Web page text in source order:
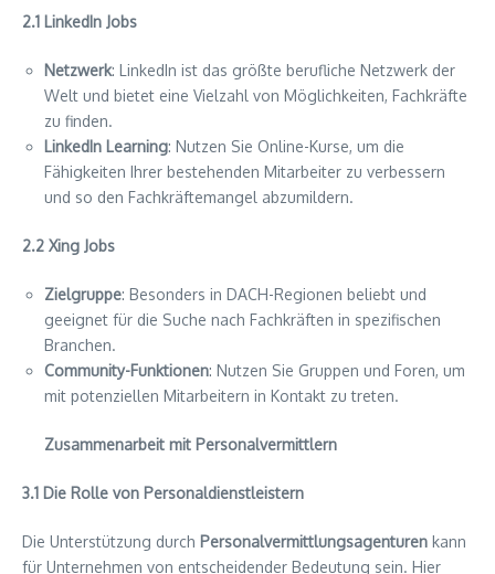
2.1 LinkedIn Jobs
Netzwerk: LinkedIn ist das größte berufliche Netzwerk der
Welt und bietet eine Vielzahl von Möglichkeiten, Fachkräfte
zu finden.
LinkedIn Learning: Nutzen Sie Online-Kurse, um die
Fähigkeiten Ihrer bestehenden Mitarbeiter zu verbessern
und so den Fachkräftemangel abzumildern.
2.2 Xing Jobs
Zielgruppe: Besonders in DACH-Regionen beliebt und
geeignet für die Suche nach Fachkräften in spezifischen
Branchen.
Community-Funktionen: Nutzen Sie Gruppen und Foren, um
mit potenziellen Mitarbeitern in Kontakt zu treten.
Zusammenarbeit mit Personalvermittlern
3.1 Die Rolle von Personaldienstleistern
Die Unterstützung durch Personalvermittlungsagenturen kann
für Unternehmen von entscheidender Bedeutung sein. Hier